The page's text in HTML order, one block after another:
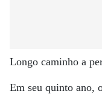
Longo caminho a
Em seu quinto ano,